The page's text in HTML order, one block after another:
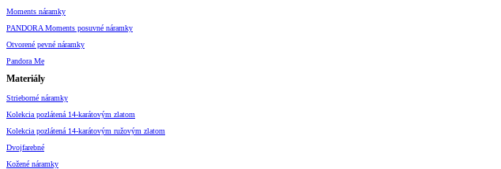
Moments náramky
PANDORA Moments posuvné náramky
Otvorené pevné náramky
Pandora Me
Materiály
Strieborné náramky
Kolekcia pozlátená 14-karátovým zlatom
Kolekcia pozlátená 14-karátovým ružovým zlatom
Dvojfarebné
Kožené náramky